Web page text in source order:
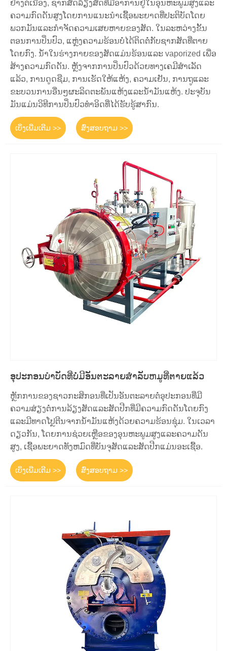
ຢ່າງຕໍ່ເນື່ອງ, ຊາກສັດລ້ຽງສັດທີ່ມີອາການຢູ່ໃນອຸນຫະພູມສູງແລະ
ຄວາມກົດດັນສູງໂດຍການແນະນໍາເຊື້ອພະຍາດທີ່ປະຕິບັດໂດຍ
ພວກມັນແລະກໍາຈັດຄວາມເສຍຫາຍຂອງສັດ. ໃນລະຫວ່າງຂັ້ນ
ຕອນການປິ່ນປົວ, ແຫຼ່ງຄວາມຮ້ອນບໍ່ໄດ້ຕິດຕໍ່ກັບຊາກສັດທີ່ຕາຍ
ໂດຍກົງ. ນ້ໍາໃນຮ່າງກາຍຂອງສັດແມ່ນຮ້ອນແລະ vaporized ເພື່ອ
ສ້າງຄວາມກົດດັນ. ຫຼັງຈາກການປິ່ນປົວດ້ວຍທາງເຄມີສໍາເລັດ
ແລ້ວ, ການດູດຊືມ, ການເຮັດໃຫ້ແຫ້ງ, ຄວາມເຢັນ, ການຖູແລະ
ຂະບວນການອື່ນໆຜະລິດຕະພັນແຫ້ງແລະນໍ້າມັນແຫ້ງ. ປະຈຸບັນ
ມັນແມ່ນວິທີການປິ່ນປົວທໍາອິດທີ່ໄດ້ຮັບຮູ້ສາກົນ.
ເບິ່ງເພີ່ມເຕີມ >> ສົ່ງສອບຖາມ >>
ອຸປະກອນບໍາບັດທີ່ບໍ່ມີອັນຕະລາຍສໍາລັບຫມູທີ່ຕາຍແລ້ວ
ຫຼັກການຂອງຊາວກະສິກອນທີ່ເປັນອັນຕະລາຍຕໍ່ອຸປະກອນທີ່ມີ
ຄວາມສ່ຽງຕໍ່ການລ້ຽງສັດແລະສັດປີກທີ່ມີຄວາມກົດດັນໂດຍກົງ
ແລະມີທາດໂປຼຕີນຈາກນໍ້າມັນແຫ້ງດ້ວຍຄວາມຮ້ອນຊຸ່ມ. ໃນເວລາ
ດຽວກັນ, ໂດຍການຊ່ວຍເຫຼືອຂອງອຸນຫະພູມສູງແລະຄວາມດັນ
ສູງ, ເຊື້ອພະຍາດທັງຫມົດທີ່ບັນຈຸສັດແລະສັດປີກແມ່ນອະເຊື້ອ.
ເບິ່ງເພີ່ມເຕີມ >> ສົ່ງສອບຖາມ >>